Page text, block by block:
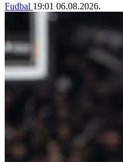
Fudbal 19:01 06.08.2026.